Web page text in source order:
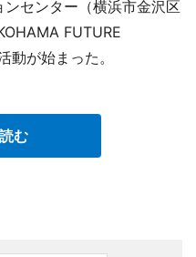
センター（横浜市金沢区
FUTURE
動が始まった。
む